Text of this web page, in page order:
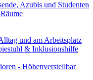
Azubis und Studenten
und am Arbeitsplatz
& Inklusionshilfe
- Höhenverstellbar